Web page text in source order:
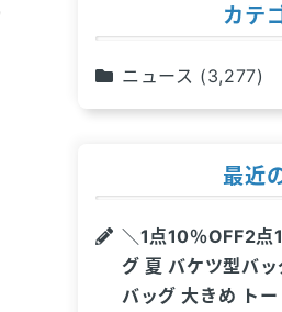
カテ
ニュース (3,277)
最近
＼1点10％OFF2点
グ 夏 バケツ型バ
バッグ 大きめ ト